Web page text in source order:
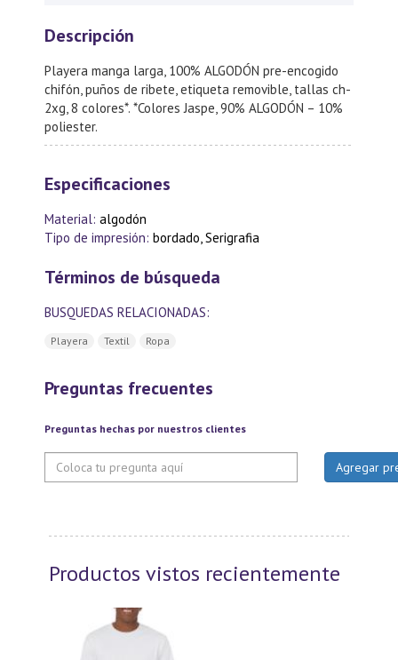
Descripción
Playera manga larga, 100% ALGODÓN pre-encogido
chifón, puños de ribete, etiqueta removible, tallas ch-
2xg, 8 colores*. *Colores Jaspe, 90% ALGODÓN – 10%
poliester.
Especificaciones
Material: algodón
Tipo de impresión: bordado, Serigrafia
Términos de búsqueda
BUSQUEDAS RELACIONADAS:
Playera Textil Ropa
Preguntas frecuentes
Preguntas hechas por nuestros clientes
Productos vistos recientemente